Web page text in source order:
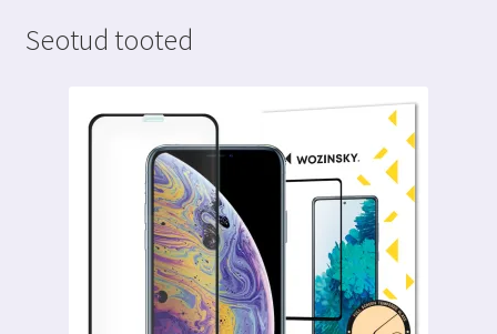
Seotud tooted